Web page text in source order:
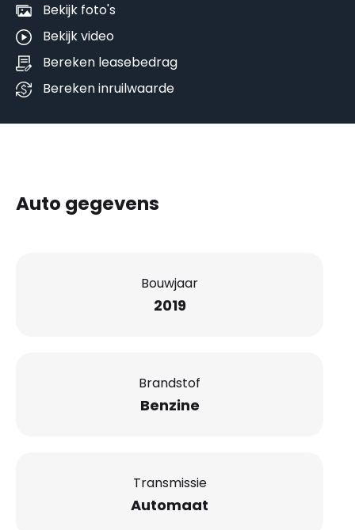
Bekijk foto's
Bekijk video
Bereken leasebedrag
Bereken inruilwaarde
Auto gegevens
Bouwjaar
2019
Brandstof
Benzine
Transmissie
Automaat